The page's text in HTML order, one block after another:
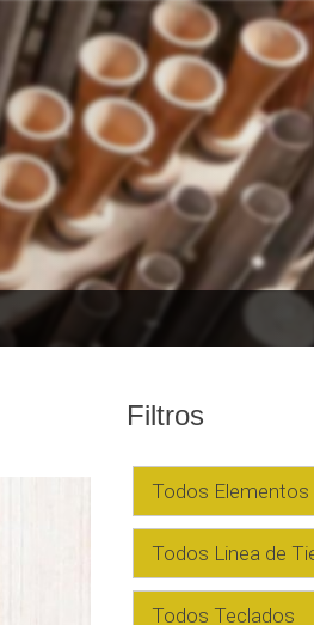
Filtros